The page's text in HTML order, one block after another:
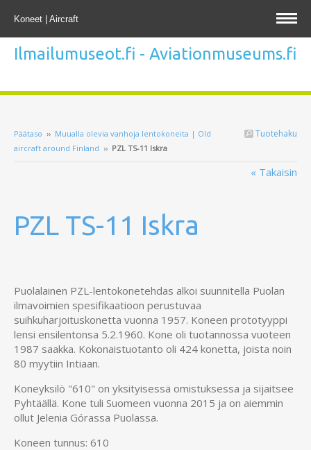
Koneet | Aircraft
Ilmailumuseot.fi - Aviationmuseums.fi
Tuotehaku
Päätaso ›› Muualla olevia vanhoja lentokoneita | Old
aircraft around Finland ›› PZL TS-11 Iskra
« Takaisin
PZL TS-11 Iskra
Puolalainen PZL-lentokonetehdas alkoi suunnitella Puolan
ilmavoimien spesifikaatioon perustuvaa
suihkuharjoituskonetta vuonna 1957. Koneen prototyyppi
lensi ensilentonsa 5.2.1960. Kone oli tuotannossa vuoteen
1987 saakka. Kokonaistuotanto oli 424 konetta, joista noin
80 myytiin Intiaan.
Koneyksilö "610" on yksityisessä omistuksessa ja sijaitsee
Pyhtäällä. Kone tuli Suomeen vuonna 2015 ja on aiemmin
ollut Jelenia Górassa Puolassa.
Koneen tunnus: 610